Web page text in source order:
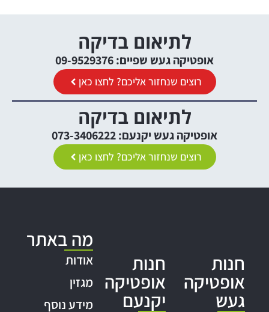
לתיאום בדיקה
אופטיקה געש שפיים: 09-9529376
רוצים שנחזור אליכם? לחצו כאן
לתיאום בדיקה
אופטיקה געש יקנעם: 073-3406222
רוצים שנחזור אליכם? לחצו כאן
חנות
אופטיקה
געש
חנות
אופטיקה
יקנעם
מה באתר
אודות
מגזין
מידע נוסף